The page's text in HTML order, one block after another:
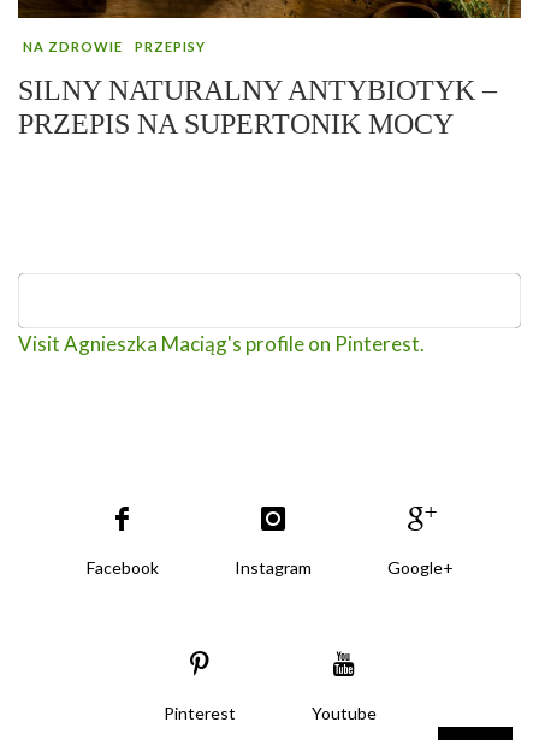
NA ZDROWIE PRZEPISY
SILNY NATURALNY ANTYBIOTYK –
PRZEPIS NA SUPERTONIK MOCY
Visit Agnieszka Maciąg's profile on Pinterest.
Facebook Instagram Google+
Pinterest Youtube